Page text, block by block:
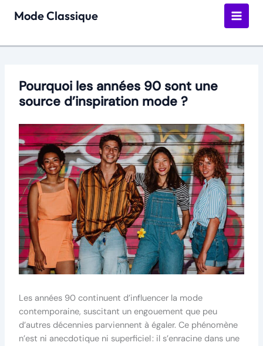
Mode Classique
Pourquoi les années 90 sont une
source d’inspiration mode ?
Les années 90 continuent d’influencer la mode
contemporaine, suscitant un engouement que peu
d’autres décennies parviennent à égaler. Ce phénomène
n’est ni anecdotique ni superficiel : il s’enracine dans une